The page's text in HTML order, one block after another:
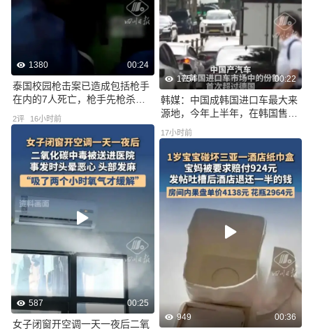
1380 00:24
泰国校园枪击案已造成包括枪手
在内的7人死亡，枪手先枪杀祖
父母，后到校园行凶，饮弹自尽
前开了26枪
2评 16小时前
587 00:25
女子闭窗开空调一天一夜后二氧
1754 00:22
韩媒：中国成韩国进口车最大来
源地，今年上半年，在韩国售出
的电动汽车中中国制造汽车首次
超过三分之一
17小时前
949 00:36